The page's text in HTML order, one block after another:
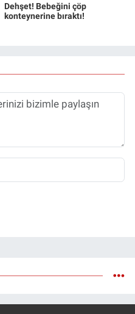
Dehşet! Bebeğini çöp
konteynerine bıraktı!